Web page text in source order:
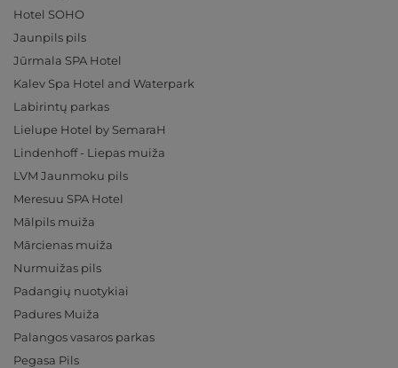
Hotel SOHO
Jaunpils pils
Jūrmala SPA Hotel
Kalev Spa Hotel and Waterpark
Labirintų parkas
Lielupe Hotel by SemaraH
Lindenhoff - Liepas muiža
LVM Jaunmoku pils
Meresuu SPA Hotel
Mālpils muiža
Mārcienas muiža
Nurmuižas pils
Padangių nuotykiai
Padures Muiža
Palangos vasaros parkas
Pegasa Pils